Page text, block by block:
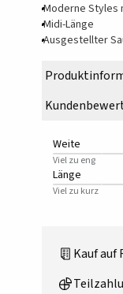
Moderne Styles
Midi-Länge
Ausgestellter
Weite
Viel zu eng
Länge
Viel zu kurz
Kauf auf